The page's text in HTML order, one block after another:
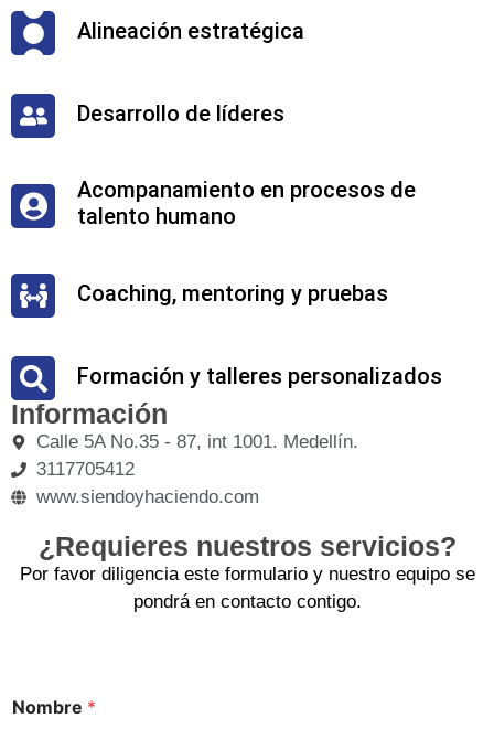
Alineación estratégica
Desarrollo de líderes
Acompanamiento en procesos de
talento humano
Coaching, mentoring y pruebas
Formación y talleres personalizados
Información
Calle 5A No.35 - 87, int 1001. Medellín.
3117705412
www.siendoyhaciendo.com
¿Requieres nuestros servicios?
Por favor diligencia este formulario y nuestro equipo se
pondrá en contacto contigo.
Nombre *